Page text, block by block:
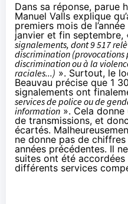
Dans sa réponse, parue
Manuel Valls explique
premiers mois de
janvier et fin septembre,
signalements, dont 9 517
discrimination (provocations
discrimination ou à la
raciales...) ». Surtout, le
Beauvau précise que 1
signalements ont
services de police ou de
information ». Cela
de transmissions, et
écartés.
ne donne pas de
années précédentes. Il
suites ont été
différents services